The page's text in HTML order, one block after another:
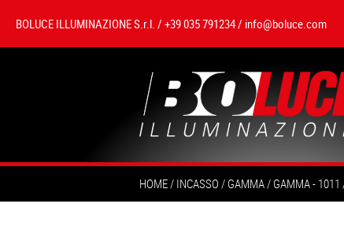
BOLUCE ILLUMINAZIONE S.r.l. / +39 035 791234 / info@boluce.com
HOME INCASSO GAMMA GAMMA - 1011